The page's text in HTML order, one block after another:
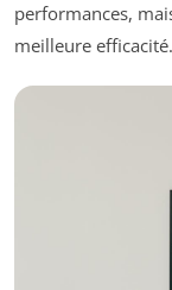
performances,
meilleure efficacité.